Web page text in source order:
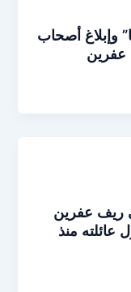
وإبلاغ أصحاب
عفرين
(76 عاماً) في ريف عفرين
منذ